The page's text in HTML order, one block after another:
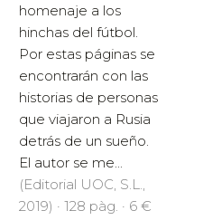
homenaje a los
hinchas del fútbol.
Por estas páginas se
encontrarán con las
historias de personas
que viajaron a Rusia
detrás de un sueño.
El autor se me...
(Editorial UOC, S.L.,
2019) · 128 pàg. · 6 €